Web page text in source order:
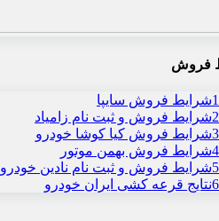
فروش
1شرایط فروش سایپا
2شرایط فروش و ثبت نام زامیاد
3شرایط فروش کیا کوشا خودرو
4شرایط فروش بهمن موتور
5شرایط فروش و ثبت نام نادین خودرو
6نتایج قرعه کشی ایران خودرو